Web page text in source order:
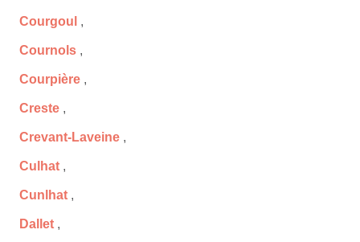
Courgoul ,
Cournols ,
Courpière ,
Creste ,
Crevant-Laveine ,
Culhat ,
Cunlhat ,
Dallet ,